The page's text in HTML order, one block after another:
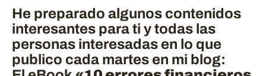
He preparado algunos contenidos
interesantes para ti y todas las
personas interesadas en lo que
publico cada martes en mi blog: